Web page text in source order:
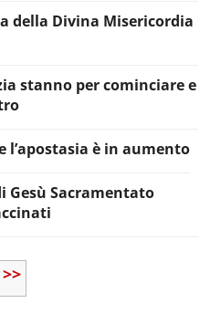
della Divina Misericordia
stanno per cominciare e
l’apostasia è in aumento
Gesù Sacramentato
>>